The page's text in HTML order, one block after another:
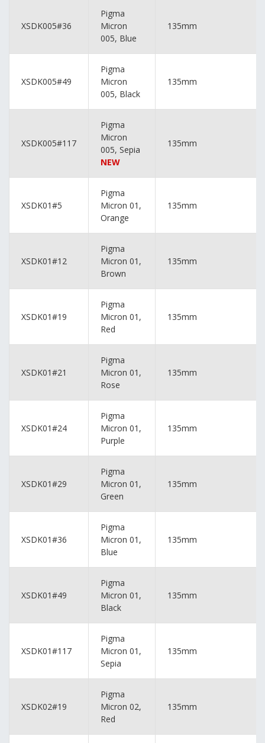
XSDK005#36
Pigma
Micron
005, Blue
135mm
XSDK005#49
Pigma
Micron
005, Black
135mm
XSDK005#117
Pigma
Micron
005, Sepia
NEW
135mm
XSDK01#5
Pigma
Micron 01,
Orange
135mm
XSDK01#12
Pigma
Micron 01,
Brown
135mm
XSDK01#19
Pigma
Micron 01,
Red
135mm
XSDK01#21
Pigma
Micron 01,
Rose
135mm
XSDK01#24
Pigma
Micron 01,
Purple
135mm
XSDK01#29
Pigma
Micron 01,
Green
135mm
XSDK01#36
Pigma
Micron 01,
Blue
135mm
XSDK01#49
Pigma
Micron 01,
Black
135mm
XSDK01#117
Pigma
Micron 01,
Sepia
135mm
XSDK02#19
Pigma
Micron 02,
Red
135mm